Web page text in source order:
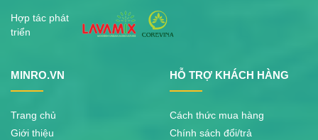
Hợp tác phát
triển
MINRO.VN
Trang chủ
Giới thiệu
HỖ TRỢ KHÁCH HÀNG
Cách thức mua hàng
Chính sách đổi/trả